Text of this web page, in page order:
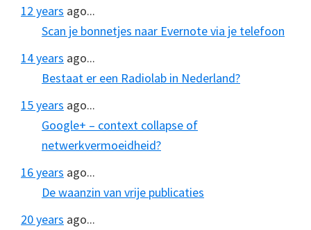
12 years ago...
Scan je bonnetjes naar Evernote via je telefoon
14 years ago...
Bestaat er een Radiolab in Nederland?
15 years ago...
Google+ – context collapse of
netwerkvermoeidheid?
16 years ago...
De waanzin van vrije publicaties
20 years ago...